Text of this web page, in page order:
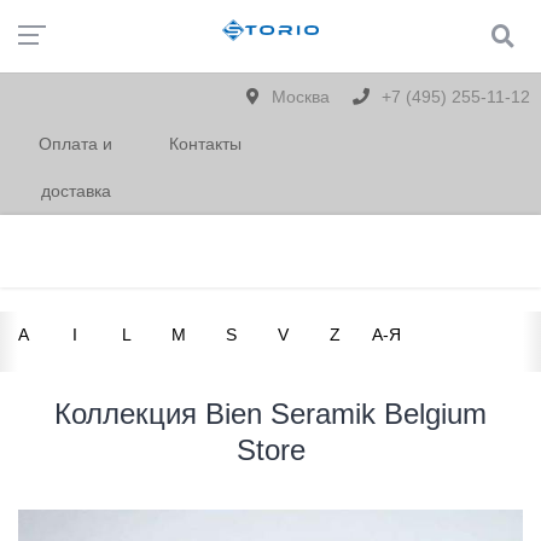
Москва +7 (495) 255-11-12
Оплата и
доставка
Контакты
A I L M S V Z А-Я
Коллекция Bien Seramik Belgium
Store